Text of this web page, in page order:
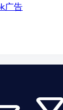
广告